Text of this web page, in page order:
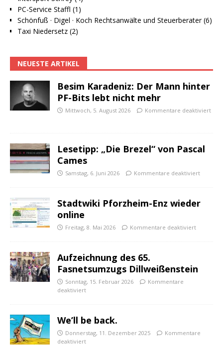
PC-Service Staffl (1)
Schönfuß · Digel · Koch Rechtsanwälte und Steuerberater (6)
Taxi Niedersetz (2)
NEUESTE ARTIKEL
Besim Karadeniz: Der Mann hinter
PF-Bits lebt nicht mehr
Mittwoch, 5. August 2026 Kommentare deaktiviert
Lesetipp: „Die Brezel“ von Pascal
Cames
Samstag, 6. Juni 2026 Kommentare deaktiviert
Stadtwiki Pforzheim-Enz wieder
online
Freitag, 8. Mai 2026 Kommentare deaktiviert
Aufzeichnung des 65.
Fasnetsumzugs Dillweißenstein
Sonntag, 15. Februar 2026
Kommentare
deaktiviert
We’ll be back.
Donnerstag, 11. Dezember 2025
Kommentare
deaktiviert